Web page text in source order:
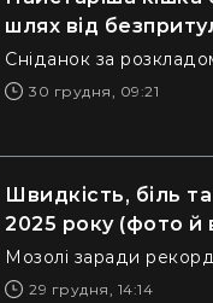
шлях від
Сніданок за
30 грудня, 09:21
Швидкість, біль
2025 року (фото й
Мозолі заради
29 грудня, 14:14